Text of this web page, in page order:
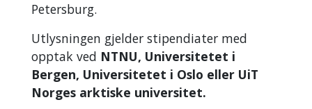
Petersburg.
Utlysningen gjelder stipendiater med
opptak ved NTNU, Universitetet i
Bergen, Universitetet i Oslo eller UiT
Norges arktiske universitet.